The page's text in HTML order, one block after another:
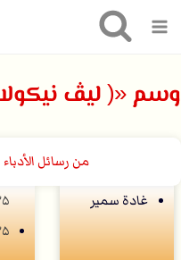
وسم «( ليڤ
من رسائل الأدباء
غادة سمير